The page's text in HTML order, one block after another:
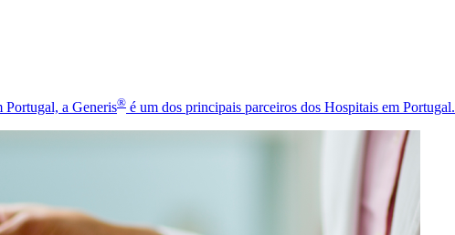
Portugal, a Generis® é um dos principais parceiros dos Hospitais em Portugal.